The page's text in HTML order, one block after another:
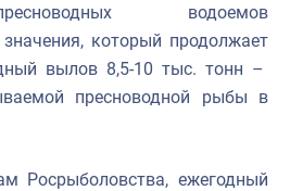
водоемов
значения, который продолжает
вылов 8,5-10 тыс. тонн –
пресноводной рыбы в
Росрыболовства, ежегодный